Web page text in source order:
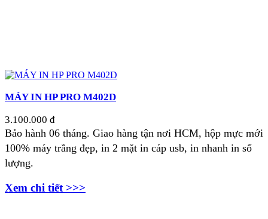
MÁY IN HP PRO M402D
3.100.000 đ
Bảo hành 06 tháng. Giao hàng tận nơi HCM, hộp mực mới
100% máy trắng đẹp, in 2 mặt in cáp usb, in nhanh in số
lượng.
Xem chi tiết >>>